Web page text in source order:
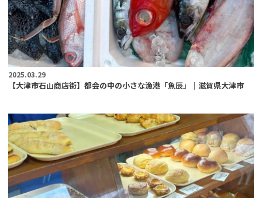
2025.03.29
【大津市石山商店街】都会の中の小さな漁港「魚辰」｜滋賀県大津市